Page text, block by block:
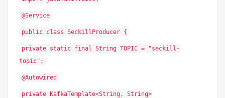
@Service
public class SeckillProducer {
private static final String TOPIC = "seckill-
topic";
@Autowired
private KafkaTemplate<String, String>